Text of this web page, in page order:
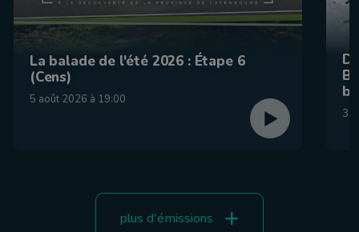
La balade de l'été 2026 : Étape 6
(Cens)
5 août 2026 à 19:00
31
plus d'émissions